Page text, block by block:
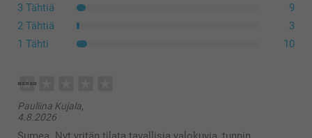
3 Tähtiä
9
2 Tähtiä
3
1 Tähti
10
Pauliina Kujala,
4.8.2026